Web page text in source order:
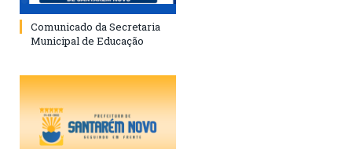
Comunicado da Secretaria
Municipal de Educação